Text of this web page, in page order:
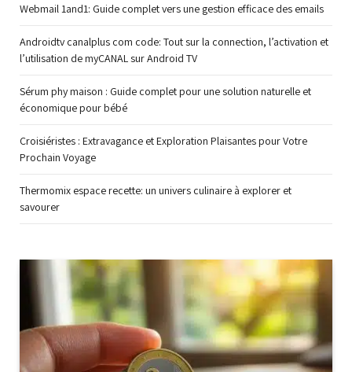
Webmail 1and1: Guide complet vers une gestion efficace des emails
Androidtv canalplus com code: Tout sur la connection, l’activation et
l’utilisation de myCANAL sur Android TV
Sérum phy maison : Guide complet pour une solution naturelle et
économique pour bébé
Croisiéristes : Extravagance et Exploration Plaisantes pour Votre
Prochain Voyage
Thermomix espace recette: un univers culinaire à explorer et
savourer